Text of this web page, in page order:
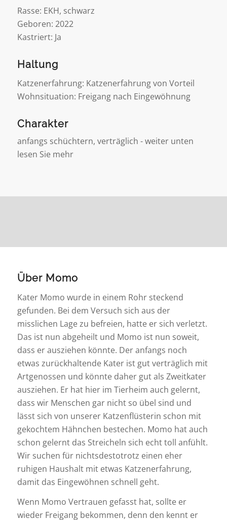
Rasse: EKH, schwarz
Geboren: 2022
Kastriert: Ja
Haltung
Katzenerfahrung: Katzenerfahrung von Vorteil
Wohnsituation: Freigang nach Eingewöhnung
Charakter
anfangs schüchtern, verträglich - weiter unten
lesen Sie mehr
Über Momo
Kater Momo wurde in einem Rohr steckend
gefunden. Bei dem Versuch sich aus der
misslichen Lage zu befreien, hatte er sich verletzt.
Das ist nun abgeheilt und Momo ist nun soweit,
dass er ausziehen könnte. Der anfangs noch
etwas zurückhaltende Kater ist gut verträglich mit
Artgenossen und könnte daher gut als Zweitkater
ausziehen. Er hat hier im Tierheim auch gelernt,
dass wir Menschen gar nicht so übel sind und
lässt sich von unserer Katzenflüsterin schon mit
gekochtem Hähnchen bestechen. Momo hat auch
schon gelernt das Streicheln sich echt toll anfühlt.
Wir suchen für nichtsdestotrotz einen eher
ruhigen Haushalt mit etwas Katzenerfahrung,
damit das Eingewöhnen schnell geht.
Wenn Momo Vertrauen gefasst hat, sollte er
wieder Freigang bekommen, denn den kennt er